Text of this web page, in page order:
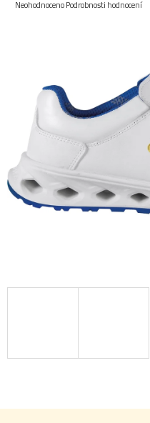
Průměrné
hvězdiček.
NeohodnocenoPodrobnosti hodnocení